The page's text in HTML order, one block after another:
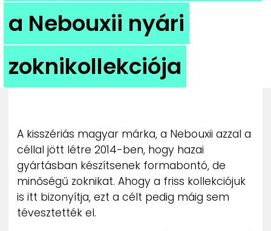
KULT
UTCA
ZENE
PR-ARCHÍVUM
ADATKEZELÉSI TÁJÉKOZTATÓ
a Nebouxii nyári
zoknikollekciója
A kisszériás magyar márka, a Nebouxii azzal a
céllal jött létre 2014-ben, hogy hazai
gyártásban készítsenek formabontó, de
minőségű zoknikat. Ahogy a friss kollekciójuk
is itt bizonyítja, ezt a célt pedig máig sem
tévesztették el.